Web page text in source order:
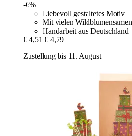
-6%
Liebevoll gestaltetes Motiv
Mit vielen Wildblumensamen
Handarbeit aus Deutschland
€ 4,51 € 4,79
Zustellung bis 11. August